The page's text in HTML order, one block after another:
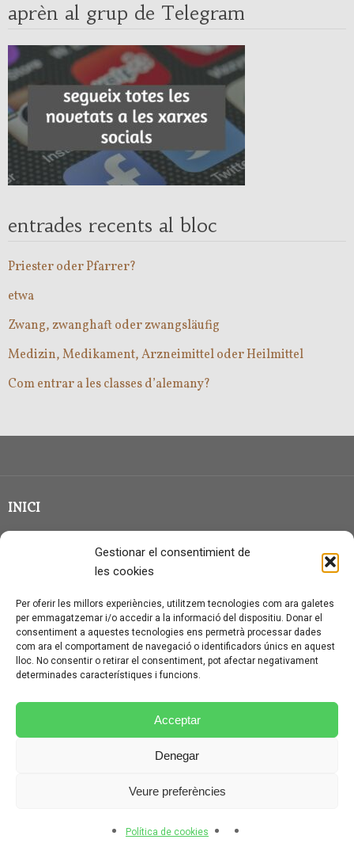
Gestionar el consentimient de
les cookies
Per oferir les millors experiències, utilitzem tecnologies com ara galetes
per emmagatzemar i/o accedir a la informació del dispositiu. Donar el
consentiment a aquestes tecnologies ens permetrà processar dades
com ara el comportament de navegació o identificadors únics en aquest
lloc. No consentir o retirar el consentiment, pot afectar negativament
determinades característiques i funcions.
Acceptar
Denegar
Veure preferències
Política de cookies
aprèn al grup de Telegram
entrades recents al bloc
Priester oder Pfarrer?
etwa
Zwang, zwanghaft oder zwangsläufig
Medizin, Medikament, Arzneimittel oder Heilmittel
Com entrar a les classes d’alemany?
INICI
CLASSE EN GRUP
QUI SOC?
CONTACTE
AVÍS LEGAL I PROTECCIÓ DE DADES
POLÍTICA DE COOKIES (UE)
CONDICIONS PARTICULARS D’ÚS I CONTRACTACIÓ
POLÍTICA DE PRIVACITAT
ILLUSTRIOUS